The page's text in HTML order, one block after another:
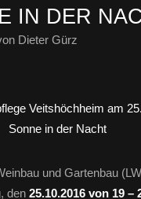
IN DER
Dieter Gürz
und Gartenbau
den 25.10.2016 von 19 –